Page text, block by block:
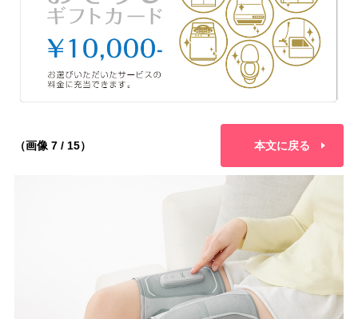
（画像 7 / 15） 本文に戻る